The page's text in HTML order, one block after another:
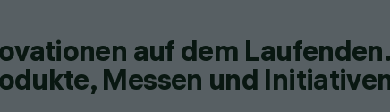
auf dem
Messen und